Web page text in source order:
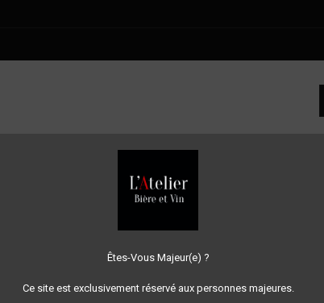
Êtes-Vous Majeur(e) ?
Ce site est exclusivement réservé aux personnes majeures.
GOODIES - ACCESSOIRES